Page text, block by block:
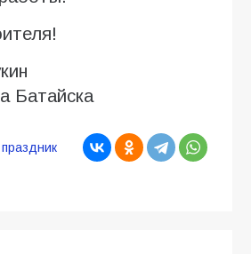
Батайска
праздник